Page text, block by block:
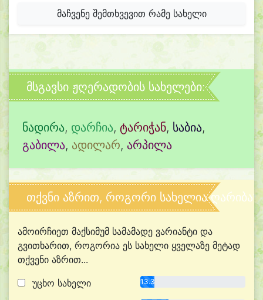
მაჩვენე შემთხვევით რამე სახელი
მსგავსი ჟღერადობის სახელები:
ნადირა, დარჩია, ტარიჭან, საბია,
გაბილა, ადილარ, არპილა
თქვნი აზრით, როგორი სახელია ღარიბა?
ამოირჩიეთ მაქსიმუმ სამამადე ვარიანტი და
გვითხარით, როგორია ეს სახელი ყველაზე მეტად
თქვენი აზრით...
უცხო სახელი
13.3%